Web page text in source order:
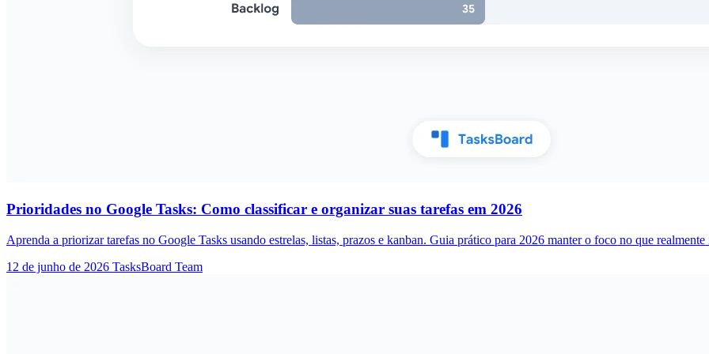
Prioridades no Google Tasks: Como classificar e organizar suas tarefas em 2026
Aprenda a priorizar tarefas no Google Tasks usando estrelas, listas, prazos e kanban. Guia prático para 2026 manter o foco no que realmente
12 de junho de 2026 TasksBoard Team